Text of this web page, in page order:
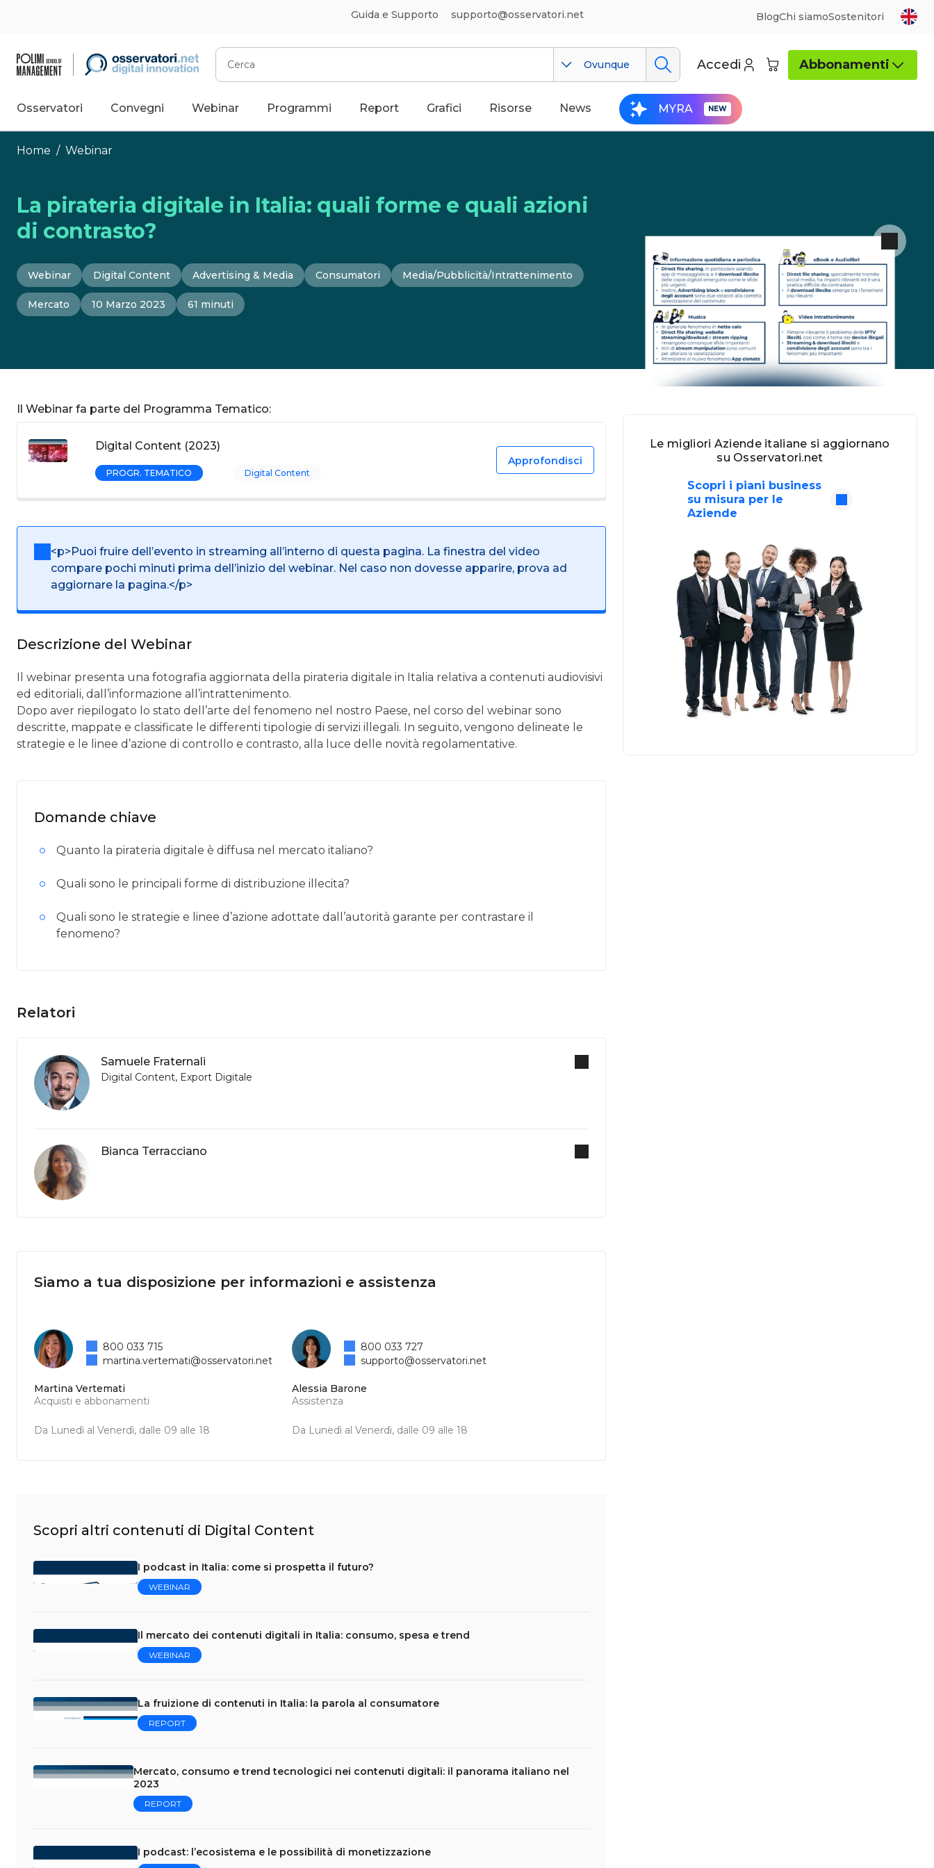
Guida e Supporto supporto@osservatori.net BlogChi siamoSostenitori
Cerca
Ovunque Accedi Abbonamenti
Osservatori Convegni Webinar Programmi Report Grafici Risorse News MYRA
Home / Webinar
La pirateria digitale in Italia: quali forme e quali azioni
di contrasto?
Webinar Digital Content Advertising & Media Consumatori Media/Pubblicità/Intrattenimento
Mercato 10 Marzo 2023 61 minuti
Il Webinar fa parte del Programma Tematico:
Digital Content (2023)
PROGR. TEMATICO Digital Content
Approfondisci
<p>Puoi fruire dell’evento in streaming all’interno di questa pagina. La finestra del video
compare pochi minuti prima dell’inizio del webinar. Nel caso non dovesse apparire, prova ad
aggiornare la pagina.</p>
Descrizione del Webinar
Il webinar presenta una fotografia aggiornata della pirateria digitale in Italia relativa a contenuti audiovisivi
ed editoriali, dall’informazione all’intrattenimento.
Dopo aver riepilogato lo stato dell’arte del fenomeno nel nostro Paese, nel corso del webinar sono
descritte, mappate e classificate le differenti tipologie di servizi illegali. In seguito, vengono delineate le
strategie e le linee d’azione di controllo e contrasto, alla luce delle novità regolamentative.
Domande chiave
Quanto la pirateria digitale è diffusa nel mercato italiano?
Quali sono le principali forme di distribuzione illecita?
Quali sono le strategie e linee d’azione adottate dall’autorità garante per contrastare il
fenomeno?
Relatori
Samuele Fraternali
Digital Content, Export Digitale
Bianca Terracciano
Siamo a tua disposizione per informazioni e assistenza
Martina Vertemati
Acquisti e abbonamenti
Da Lunedì al Venerdì, dalle 09 alle 18
800 033 715
martina.vertemati@osservatori.net
Alessia Barone
Assistenza
Da Lunedì al Venerdì, dalle 09 alle 18
800 033 727
supporto@osservatori.net
Scopri altri contenuti di Digital Content
I podcast in Italia: come si prospetta il futuro?
WEBINAR
Il mercato dei contenuti digitali in Italia: consumo, spesa e trend
WEBINAR
La fruizione di contenuti in Italia: la parola al consumatore
REPORT
Mercato, consumo e trend tecnologici nei contenuti digitali: il panorama italiano nel
2023
REPORT
I podcast: l’ecosistema e le possibilità di monetizzazione
Le migliori Aziende italiane si aggiornano
su Osservatori.net
Scopri i piani business
su misura per le
Aziende